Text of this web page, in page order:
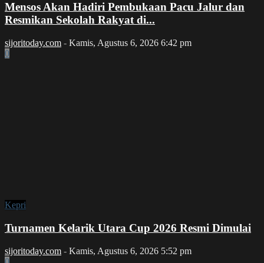
Mensos Akan Hadiri Pembukaan Pacu Jalur dan
Resmikan Sekolah Rakyat di...
sijoritoday.com - Kamis, Agustus 6, 2026 6:42 pm
0
Kepri
Turnamen Kelarik Utara Cup 2026 Resmi Dimulai
sijoritoday.com - Kamis, Agustus 6, 2026 5:52 pm